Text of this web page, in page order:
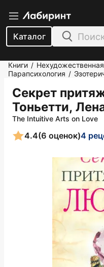
Каталог
Книги /
Парапсихология /
Секрет
Тоньетти,
The Intuitive Arts on Love
4.4(6 оценок)4